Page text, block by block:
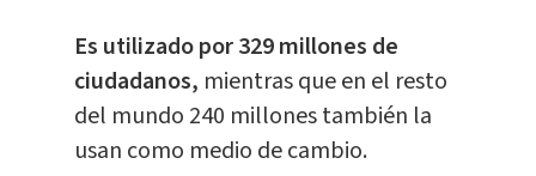
Es utilizado por 329 millones de
ciudadanos, mientras que en el resto
del mundo 240 millones también la
usan como medio de cambio.